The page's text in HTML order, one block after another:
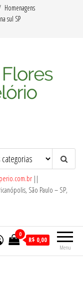
sul SP
Coroas de Flores com
Preço Acessível para Entrega
no Cemitério em nosso
de Floricultura.
||
São Paulo – SP,
Menu
0
R$ 0,00